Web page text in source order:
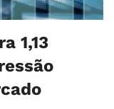
1,13